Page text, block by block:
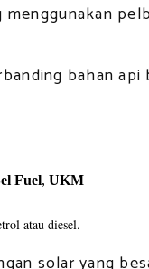
bahan api
Fuel, UKM
atau diesel.